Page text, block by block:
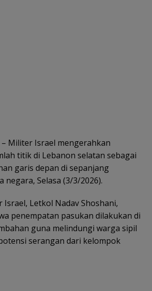
– Militer Israel mengerahkan
titik di Lebanon selatan sebagai
garis depan di sepanjang
negara, Selasa (3/3/2026).
Israel, Letkol Nadav Shoshani,
penempatan pasukan dilakukan di
guna melindungi warga sipil
serangan dari kelompok